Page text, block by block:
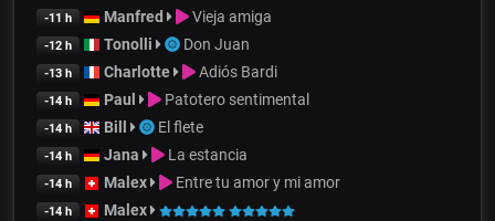
-11 h Manfred Vieja amiga
-12 h Tonolli Don Juan
-13 h Charlotte Adiós Bardi
-14 h Paul Patotero sentimental
-14 h Bill El flete
-14 h Jana La estancia
-14 h Malex Entre tu amor y mi amor
-14 h Malex